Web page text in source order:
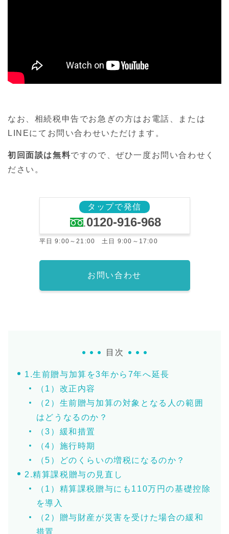
なお、相続税申告でお急ぎの方はお電話、または
LINEにてお問い合わせいただけます。
初回面談は無料ですので、ぜひ一度お問い合わせく
ださい。
タップで発信
0120-916-968
平日 9:00～21:00 土日 9:00～17:00
お問い合わせ
目次
1.生前贈与加算を3年から7年へ延長
（1）改正内容
（2）生前贈与加算の対象となる人の範囲
はどうなるのか？
（3）緩和措置
（4）施行時期
（5）どのくらいの増税になるのか？
2.精算課税贈与の見直し
（1）精算課税贈与にも110万円の基礎控除
を導入
（2）贈与財産が災害を受けた場合の緩和
措置